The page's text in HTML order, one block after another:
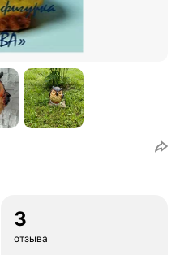
3
отзыва